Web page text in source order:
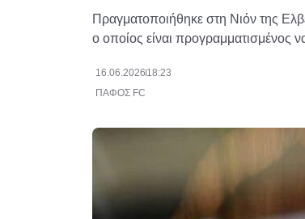
Πραγματοποιήθηκε στη Νιόν της
ο οποίος είναι προγραμματισμένος
16.06.2026 18:23
ΠΑΦΟΣ FC